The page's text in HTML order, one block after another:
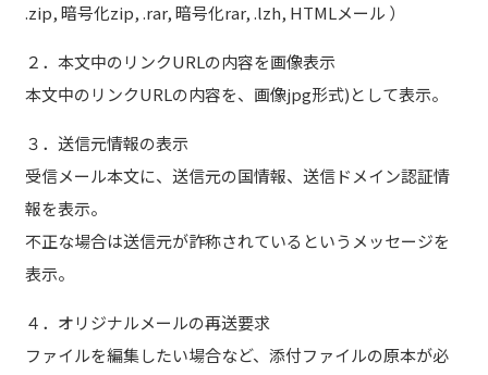
.zip, 暗号化zip, .rar, 暗号化rar, .lzh, HTMLメール ）
２．本文中のリンクURLの内容を画像表示
本文中のリンクURLの内容を、画像jpg形式)として表示。
３．送信元情報の表示
受信メール本文に、送信元の国情報、送信ドメイン認証情
報を表示。
不正な場合は送信元が詐称されているというメッセージを
表示。
４．オリジナルメールの再送要求
ファイルを編集したい場合など、添付ファイルの原本が必